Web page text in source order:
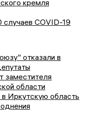
кремля
COVID-19
отказали в
заместителя
области
в Иркутскую область